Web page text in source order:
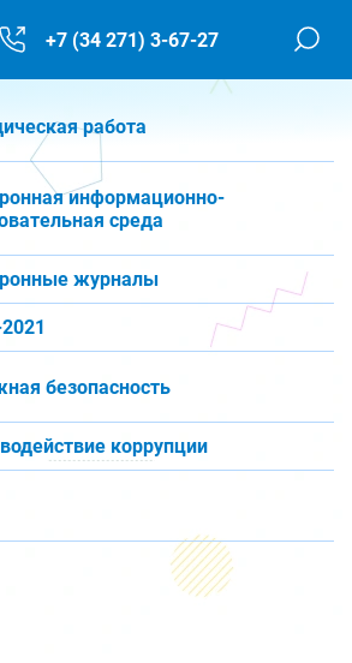
+7 (34 271) 3-67-27
работа
информационно-
среда
журналы
безопасность
коррупции